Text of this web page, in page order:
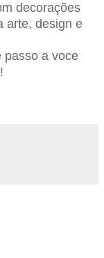
decorações
arte, design e
passo a voce
!